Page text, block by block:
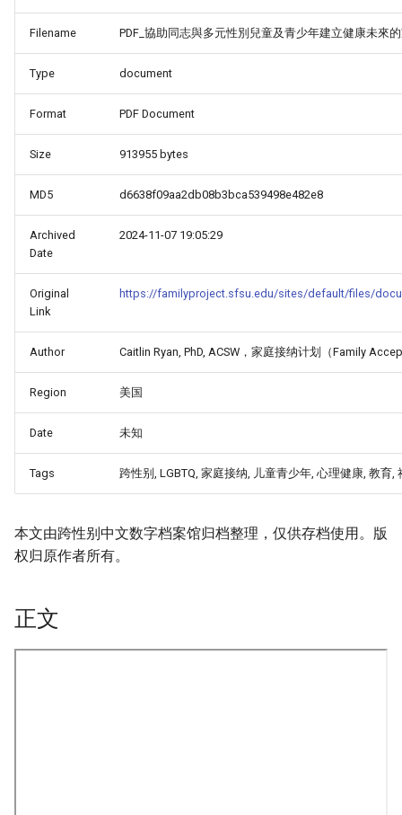
Filename PDF_協助同志與多元性別兒童及青少年建立健康未來
Type document
Format PDF Document
Size 913955 bytes
MD5 d6638f09aa2db08b3bca539498e482e8
Archived
Date
2024-11-07 19:05:29
Original
Link
https://familyproject.sfsu.edu/sites/default/files/
Author Caitlin Ryan, PhD, ACSW，家庭接纳计划（Family
Region 美国
Date 未知
Tags 跨性别, LGBTQ, 家庭接纳, 儿童青少年, 心理健康, 教育,
本文由跨性别中文数字档案馆归档整理，仅供存档使用。版
权归原作者所有。
正文